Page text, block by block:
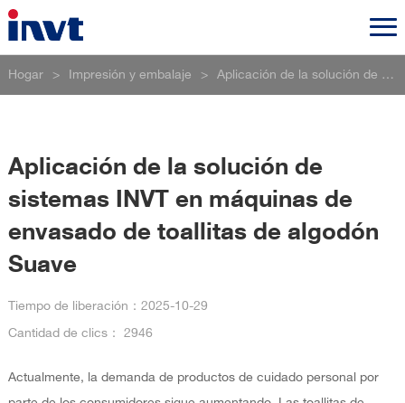
Hogar > Impresión y embalaje > Aplicación de la solución de sistemas INVT en máquinas de envasado de toallitas de algodón Suave
Aplicación de la solución de
sistemas INVT en máquinas de
envasado de toallitas de algodón
Suave
Tiempo de liberación： 2025-10-29
Cantidad de clics： 2946
Actualmente, la demanda de productos de cuidado personal por